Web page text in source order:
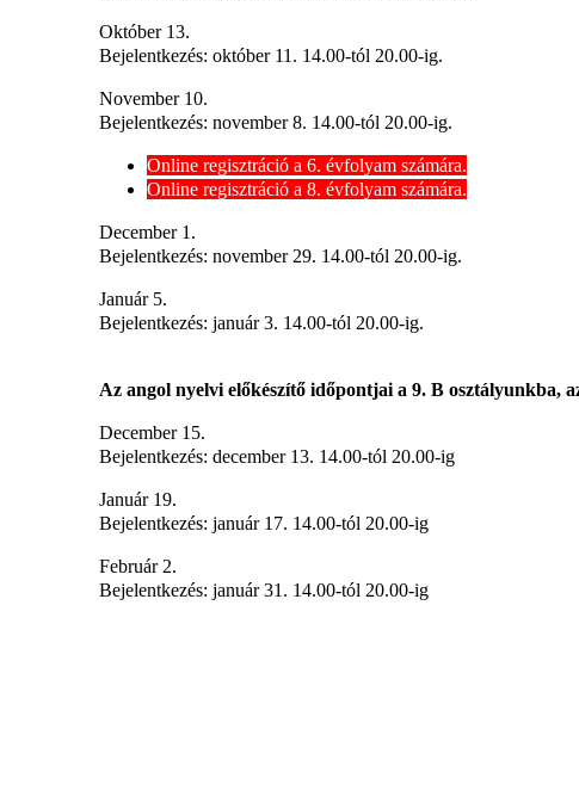
Október 13.
Bejelentkezés: október 11. 14.00-tól 20.00-ig.
November 10.
Bejelentkezés: november 8. 14.00-tól 20.00-ig.
Online regisztráció a 6. évfolyam számára.
Online regisztráció a 8. évfolyam számára.
December 1.
Bejelentkezés: november 29. 14.00-tól 20.00-ig.
Január 5.
Bejelentkezés: január 3. 14.00-tól 20.00-ig.
Az angol nyelvi előkészítő időpontjai a 9. B osztályunkba,
December 15.
Bejelentkezés: december 13. 14.00-tól 20.00-ig
Január 19.
Bejelentkezés: január 17. 14.00-tól 20.00-ig
Február 2.
Bejelentkezés: január 31. 14.00-tól 20.00-ig